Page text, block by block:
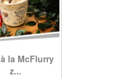
la McFlurry
z...